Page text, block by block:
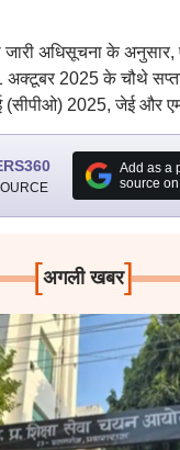
जारी अधिसूचना के
1 अक्टूबर 2025 के चौथे
2025, जेई और
Add as a
source
[अगली खबर]